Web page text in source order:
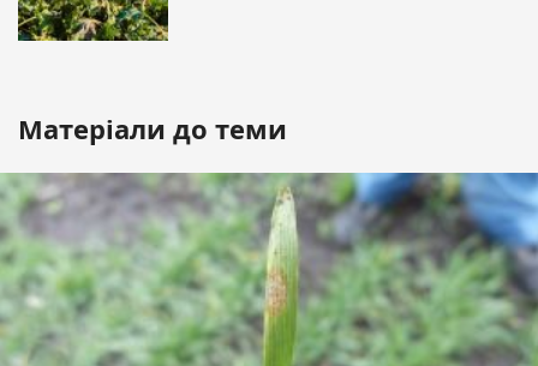
Матеріали до теми